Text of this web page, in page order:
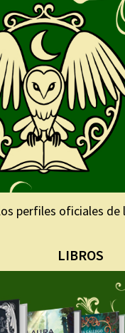
perfiles oficiales de
LIBROS